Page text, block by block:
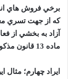
برخي فروش هاي
که از جهت تسري
آزاد به بخشي از
ماده 13 قانون
ايراد چهارم؛